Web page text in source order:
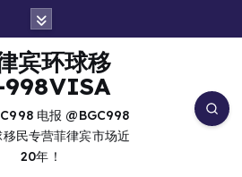
998VISA
电报 @BGC998
民专营菲律宾市场近
20年！